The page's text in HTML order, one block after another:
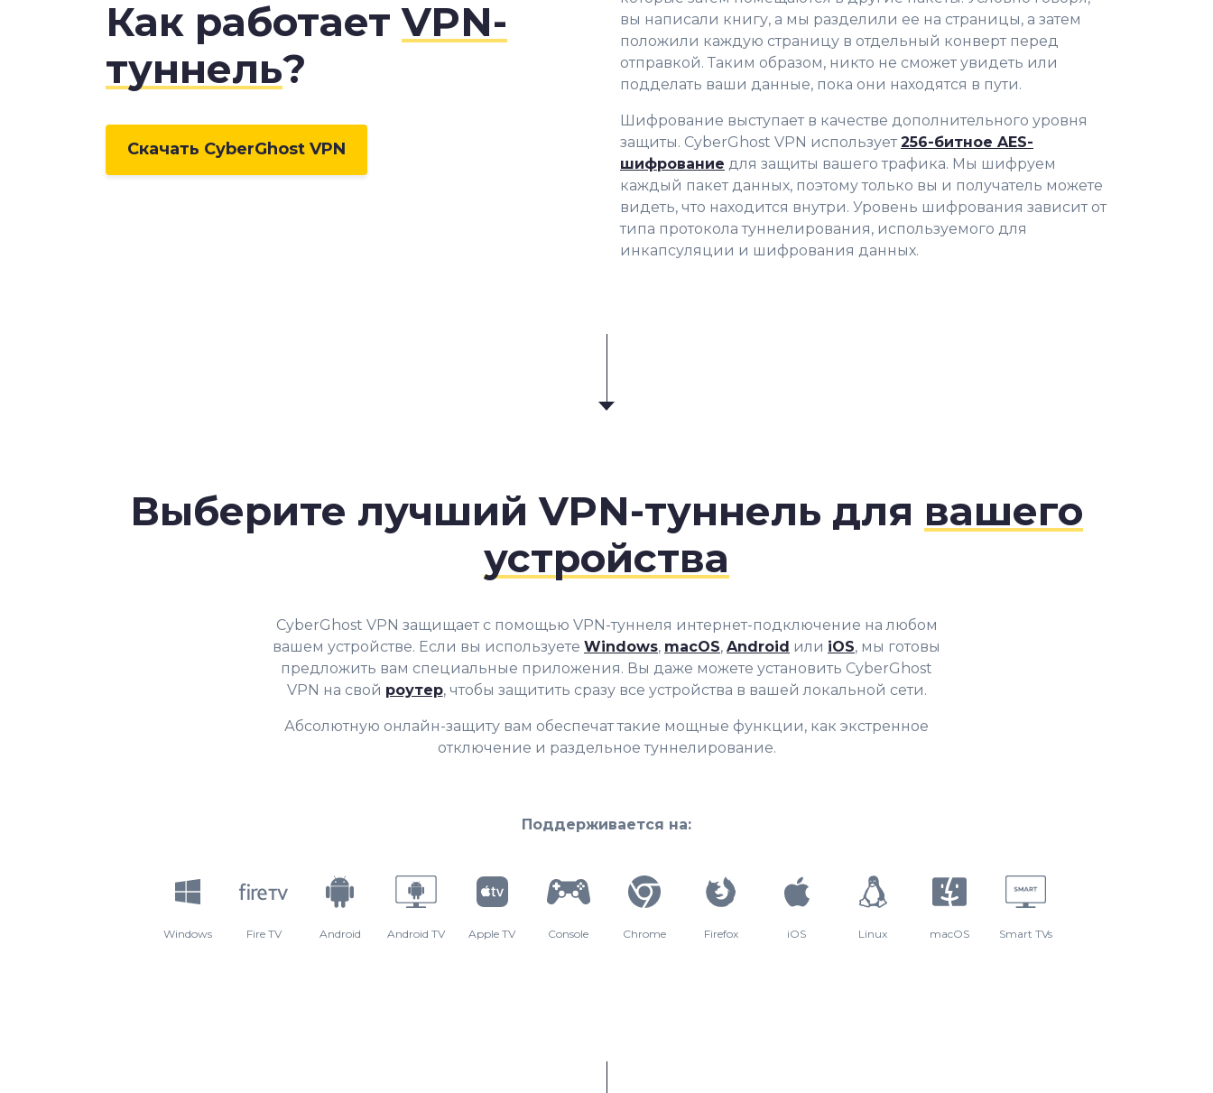
Как работаетVPN-
туннель?
Скачать CyberGhost VPN
вы написали книгу, а мы разделили ее на страницы, а затем
положили каждую страницу в отдельный конверт перед
отправкой. Таким образом, никто не сможет увидеть или
подделать ваши данные, пока они находятся в пути.
Шифрование выступает в качестве дополнительного уровня
защиты. CyberGhost VPN использует256-битное AES-
шифрование для защиты вашего трафика. Мы шифруем
каждый пакет данных, поэтому только вы и получатель можете
видеть, что находится внутри. Уровень шифрования зависит от
типа протокола туннелирования, используемого для
инкапсуляции и шифрования данных.
Выберите лучший VPN-туннель для вашего
устройства
CyberGhost VPN защищает с помощью VPN-туннеля интернет-подключение на любом
вашем устройстве. Если вы используете Windows, macOS, Android или iOS, мы готовы
предложить вам специальные приложения. Вы даже можете установить CyberGhost
VPN на свой роутер, чтобы защитить сразу все устройства в вашей локальной сети.
Абсолютную онлайн-защиту вам обеспечат такие мощные функции, как экстренное
отключение и раздельное туннелирование.
Поддерживается на:
Windows Fire TV Android Android TV Apple TV Console Chrome Firefox iOS Linux macOS Smart TVs